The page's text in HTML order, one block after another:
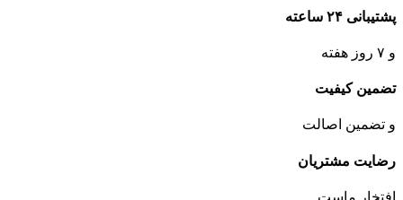
پشتیبانی ۲۴ ساعته
و ۷ روز هفته
تضمین کیفیت
و تضمین اصالت
رضایت مشتریان
افتخار ماست